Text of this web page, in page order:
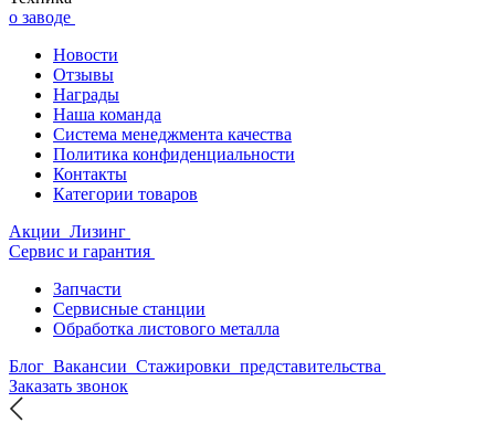
о заводе
Новости
Отзывы
Награды
Наша команда
Система менеджмента качества
Политика конфиденциальности
Контакты
Категории товаров
Акции Лизинг
Сервис и гарантия
Запчасти
Сервисные станции
Обработка листового металла
Блог Вакансии Стажировки представительства
Заказать звонок